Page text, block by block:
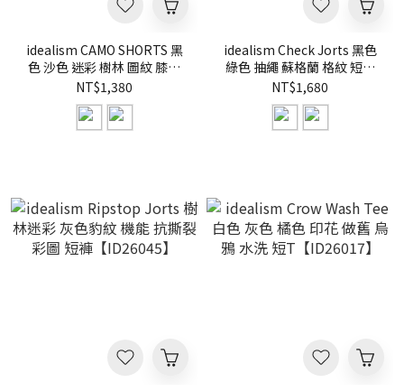
idealism CAMO SHORTS 黑
色 沙色 迷彩 樹林 圖紋 膝下
球褲 短褲【ID26006】
NT$1,380
idealism Check Jorts 黑色
綠色 抽繩 蘇格蘭 格紋 短褲
【ID26008】
NT$1,680